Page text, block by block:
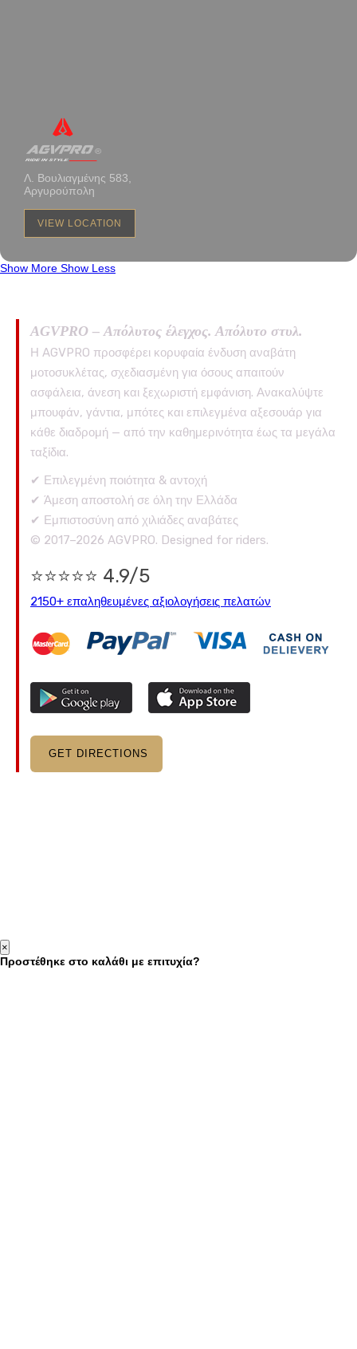
Λ. Βουλιαγμένης 583,
Αργυρούπολη
VIEW LOCATION
Show More Show Less
AGVPRO – Απόλυτος έλεγχος. Απόλυτο στυλ.
Η AGVPRO προσφέρει κορυφαία ένδυση αναβάτη
μοτοσυκλέτας, σχεδιασμένη για όσους απαιτούν
ασφάλεια, άνεση και ξεχωριστή εμφάνιση. Ανακαλύψτε
μπουφάν, γάντια, μπότες και επιλεγμένα αξεσουάρ για
κάθε διαδρομή — από την καθημερινότητα έως τα μεγάλα
ταξίδια.
✔ Επιλεγμένη ποιότητα & αντοχή
✔ Άμεση αποστολή σε όλη την Ελλάδα
✔ Εμπιστοσύνη από χιλιάδες αναβάτες
© 2017–2026 AGVPRO. Designed for riders.
⭐⭐⭐⭐⭐ 4.9/5
2150+ επαληθευμένες αξιολογήσεις πελατών
GET DIRECTIONS
×
Προστέθηκε στο καλάθι με επιτυχία?